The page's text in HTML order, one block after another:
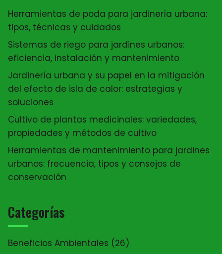
Herramientas de poda para jardinería urbana:
tipos, técnicas y cuidados
Sistemas de riego para jardines urbanos:
eficiencia, instalación y mantenimiento
Jardinería urbana y su papel en la mitigación
del efecto de isla de calor: estrategias y
soluciones
Cultivo de plantas medicinales: variedades,
propiedades y métodos de cultivo
Herramientas de mantenimiento para jardines
urbanos: frecuencia, tipos y consejos de
conservación
Categorías
Beneficios Ambientales (26)